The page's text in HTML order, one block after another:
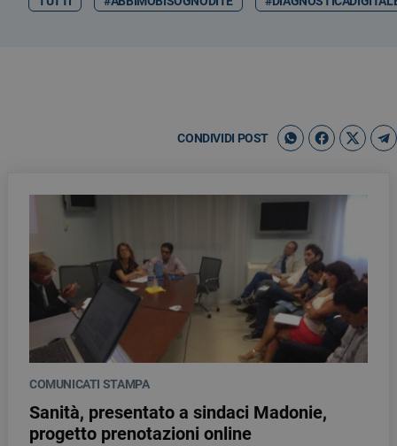
CONDIVIDI POST
COMUNICATI STAMPA
Sanità, presentato a sindaci Madonie,
progetto prenotazioni online